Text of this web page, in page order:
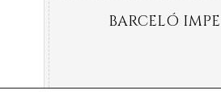
BARCELÓ